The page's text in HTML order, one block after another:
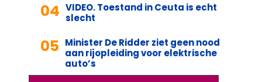
04 VIDEO. Toestand in Ceuta is echt
slecht
05 Minister De Ridder ziet geen nood
aan rijopleiding voor elektrische
auto’s